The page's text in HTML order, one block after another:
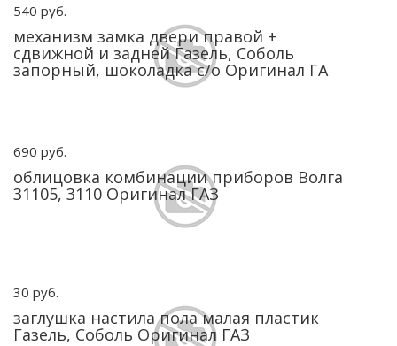
540 руб.
механизм замка двери правой +
сдвижной и задней Газель, Соболь
запорный, шоколадка с/о Оригинал ГА
690 руб.
облицовка комбинации приборов Волга
31105, 3110 Оригинал ГАЗ
30 руб.
заглушка настила пола малая пластик
Газель, Соболь Оригинал ГАЗ